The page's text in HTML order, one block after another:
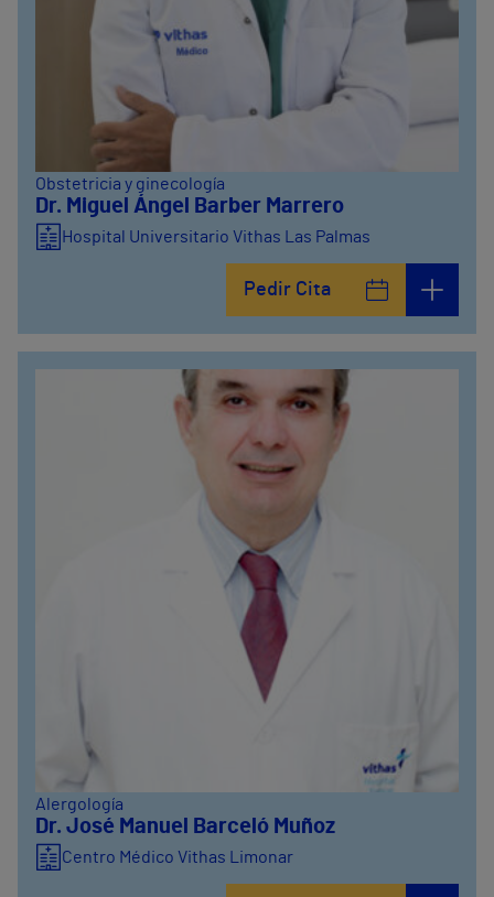
Obstetricia y ginecología
Dr. Miguel Ángel Barber Marrero
Hospital Universitario Vithas Las Palmas
Pedir Cita
Alergología
Dr. José Manuel Barceló Muñoz
Centro Médico Vithas Limonar